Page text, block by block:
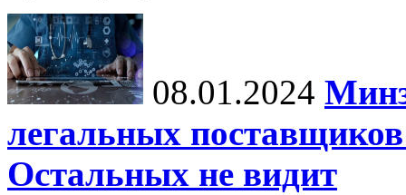
08.01.2024
легальных
Остальных не видит